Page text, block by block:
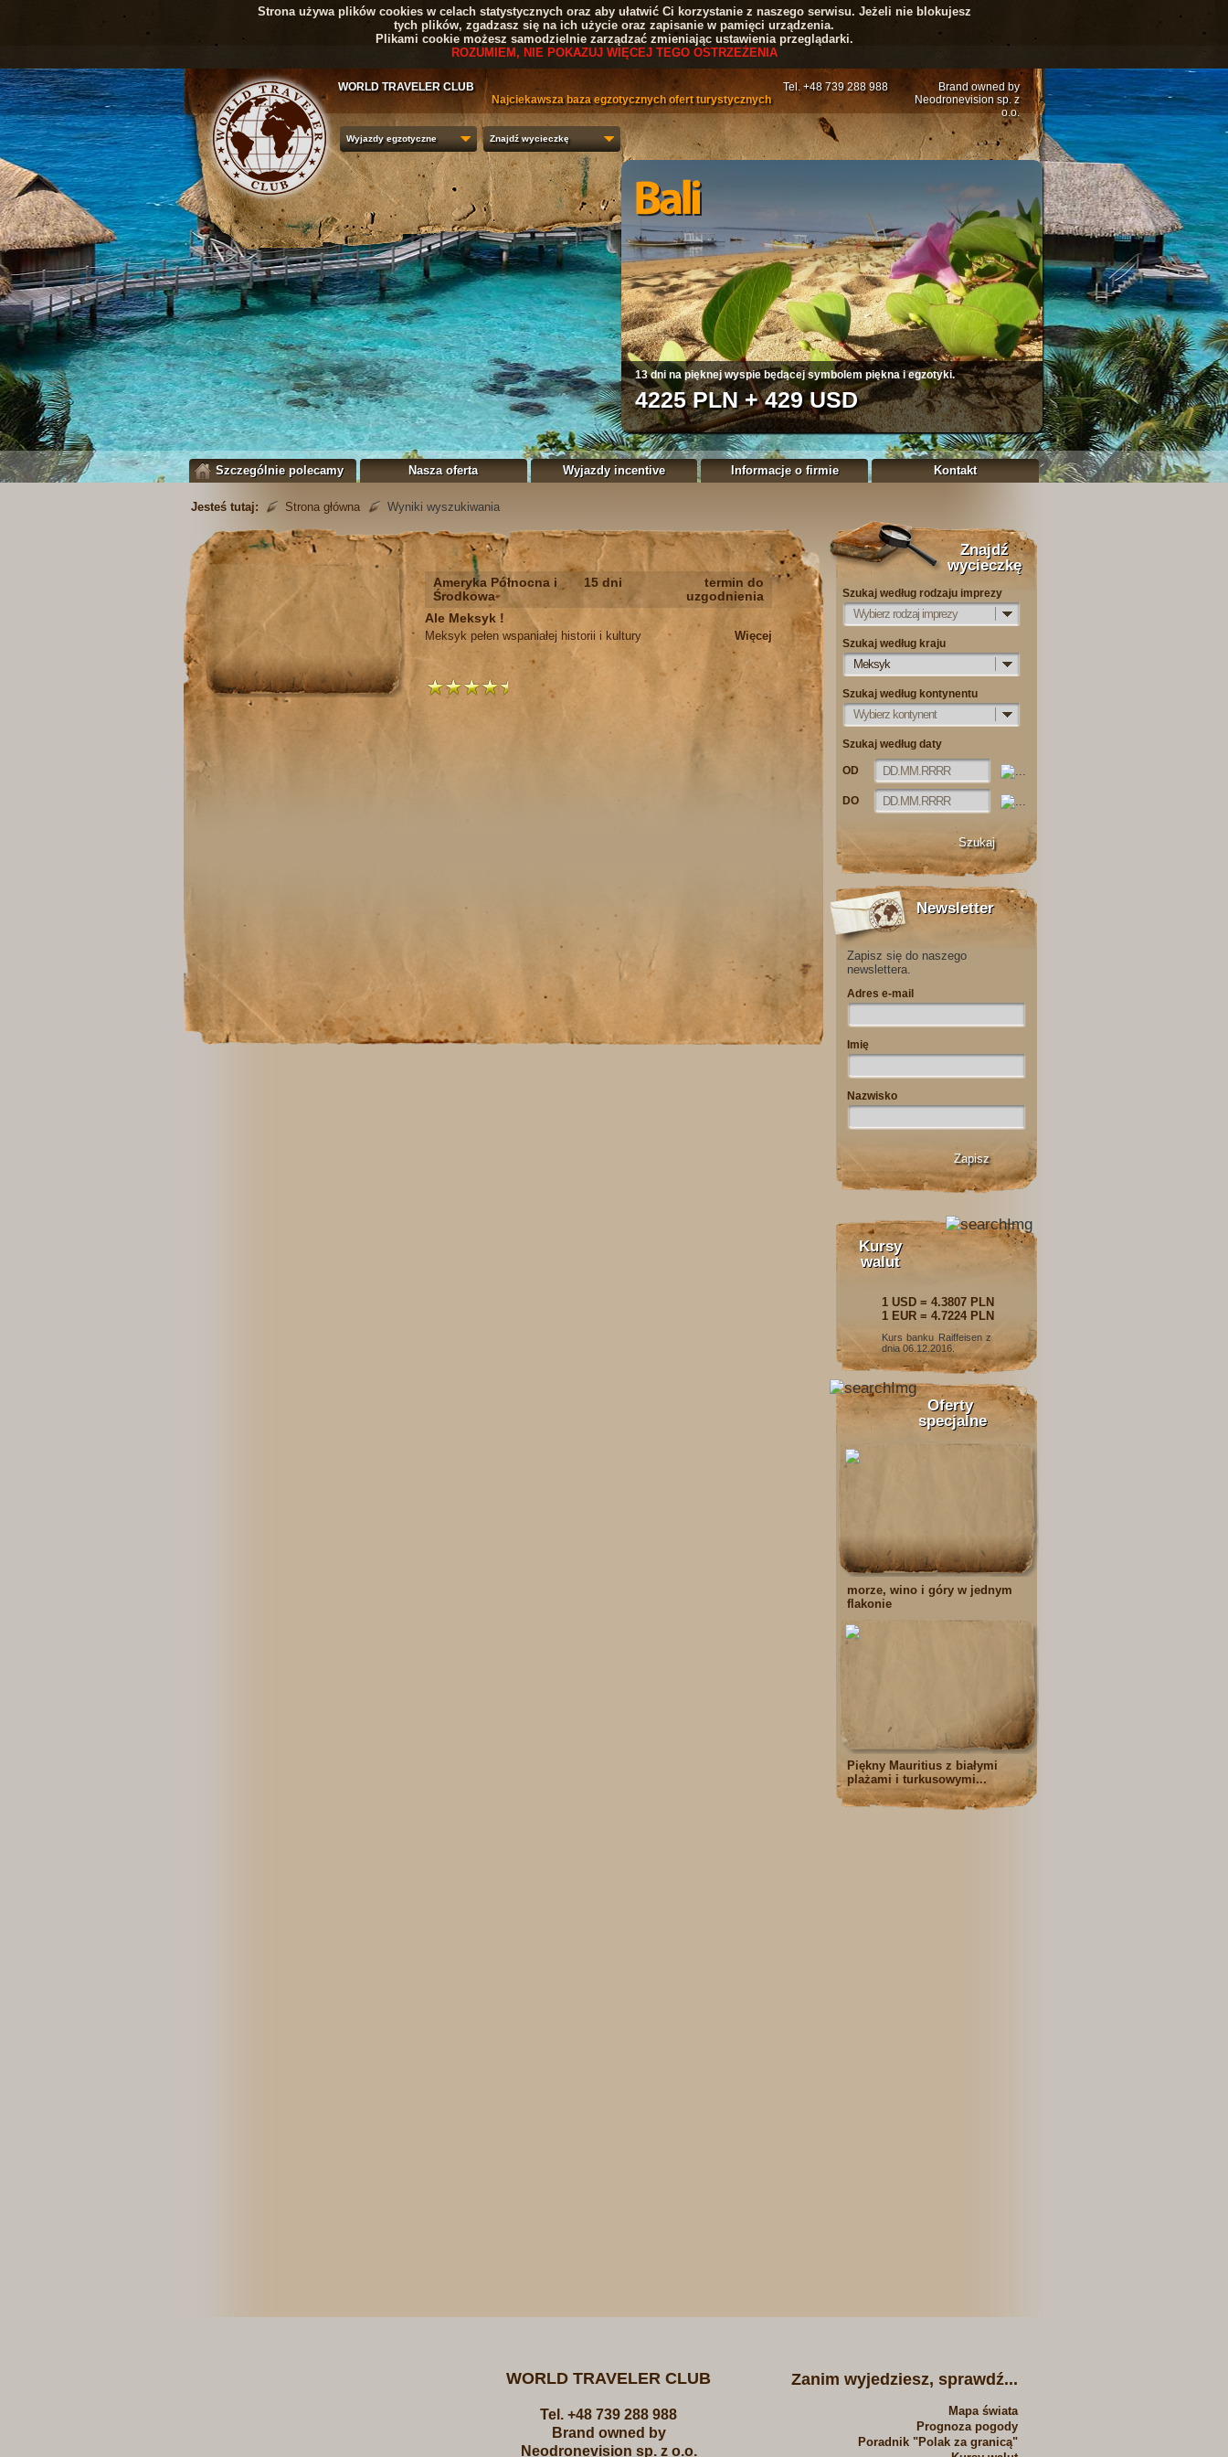
Strona używa plików cookies w celach statystycznych oraz aby ułatwić Ci korzystanie z naszego serwisu. Jeżeli nie blokujesz
tych plików, zgadzasz się na ich użycie oraz zapisanie w pamięci urządzenia.
Plikami cookie możesz samodzielnie zarządzać zmieniając ustawienia przeglądarki.
ROZUMIEM, NIE POKAZUJ WIĘCEJ TEGO OSTRZEŻENIA
WORLD TRAVELER CLUB
Najciekawsza baza egzotycznych ofert turystycznych
Tel. +48 739 288 988
Brand owned by
Neodronevision sp. z
o.o.
13 dni na pięknej wyspie będącej symbolem piękna i egzotyki.
4225 PLN + 429 USD
Wyjazdy egzotyczne Znajdź wycieczkę
Szczególnie polecamy Nasza oferta Wyjazdy incentive Informacje o firmie Kontakt
Jesteś tutaj: Strona główna Wyniki wyszukiwania
Ameryka Północna i
Środkowa
15 dni
termin do
uzgodnienia
Ale Meksyk !
Meksyk pełen wspaniałej historii i kultury
Więcej
Znajdź
wycieczkę
Szukaj według rodzaju imprezy
Wybierz rodzaj imprezy
Szukaj według kraju
Meksyk
Szukaj według kontynentu
Wybierz kontynent
Szukaj według daty
OD
DO
Newsletter
Zapisz się do naszego
newslettera.
Adres e-mail
Imię
Nazwisko
Kursy
walut
1 USD = 4.3807 PLN
1 EUR = 4.7224 PLN
Kurs banku Raiffeisen z
dnia 06.12.2016.
Oferty
specjalne
morze, wino i góry w jednym
flakonie
Piękny Mauritius z białymi
plażami i turkusowymi...
WORLD TRAVELER CLUB
Tel. +48 739 288 988
Brand owned by
Neodronevision sp. z o.o.
Zanim wyjedziesz, sprawdź...
Mapa świata
Prognoza pogody
Poradnik "Polak za granicą"